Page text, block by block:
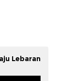
Lebaran